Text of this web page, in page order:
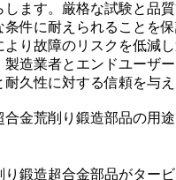
します。厳格な試験と品
件に耐えられることを
り故障のリスクを低減
造業者とエンドユーザ
久性に対する信頼を与え
金荒削り鍛造部品の用途
り鍛造超合金部品がタービ